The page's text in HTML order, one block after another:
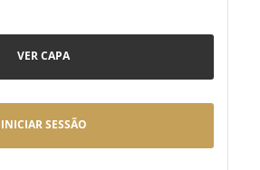
VER CAPA
INICIAR SESSÃO